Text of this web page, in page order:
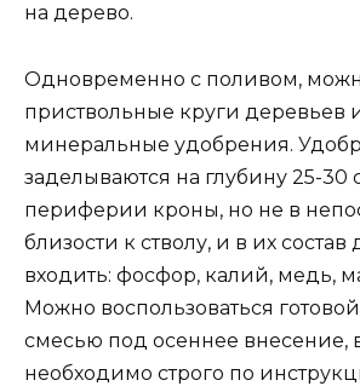
на дерево.
Одновременно с поливом,
приствольные круги деревьев
минеральные удобрения.
заделываются на глубину 25-30
периферии кроны, но не в
близости к стволу, и в их
входить: фосфор, калий, медь,
Можно воспользоваться
смесью под осеннее внесение,
необходимо строго по